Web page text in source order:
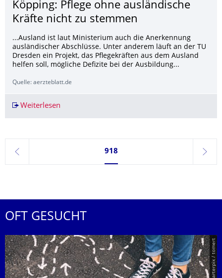
Köpping: Pflege ohne ausländische
Kräfte nicht zu stemmen
...Ausland ist laut Ministerium auch die Anerkennung
ausländischer Abschlüsse. Unter anderem läuft an der TU
Dresden ein Projekt, das Pflegekräften aus dem Ausland
helfen soll, mögliche Defizite bei der Ausbildung...
Quelle: aerzteblatt.de
Weiterlesen
zurück
Seite 918, aktuell ausgewählt
918
weiter
OFT GESUCHT
© Smarterpix / tomert